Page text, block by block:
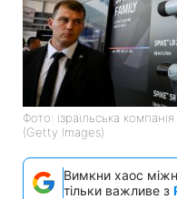
Фото: ізраїльська
(Getty Images)
Вимкни хаос
тільки важливе з